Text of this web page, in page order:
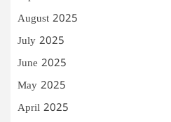
August 2025
July 2025
June 2025
May 2025
April 2025